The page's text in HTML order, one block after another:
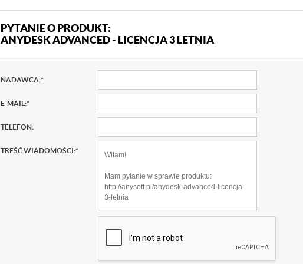
PYTANIE O PRODUKT:
ANYDESK ADVANCED - LICENCJA 3 LETNIA
NADAWCA:*
E-MAIL:*
TELEFON:
TREŚĆ WIADOMOŚCI:*